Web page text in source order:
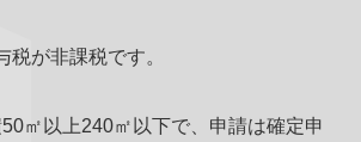
税が非課税です。
㎡以上240㎡以下で、申請は確定申